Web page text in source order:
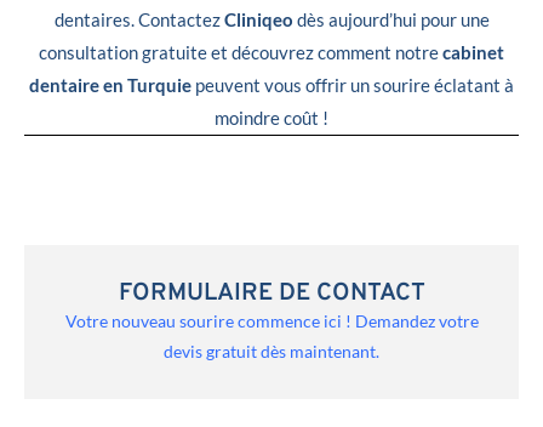
dentaires. ContactezCliniqeo dès aujourd’hui pour une
consultation gratuite et découvrez comment notrecabinet
dentaire en Turquie peuvent vous offrir un sourire éclatant à
moindre coût !
FORMULAIRE DE CONTACT
Votre nouveau sourire commence ici ! Demandez votre
devis gratuit dès maintenant.